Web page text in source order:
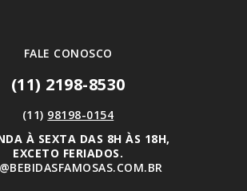
FALE CONOSCO
(11) 2198-8530
(11) 98198-0154
À SEXTA DAS 8H ÀS 18H,
EXCETO FERIADOS.